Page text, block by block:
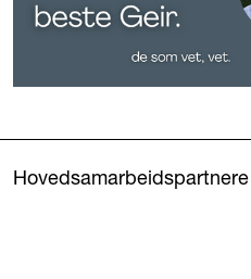
Hovedsamarbeidspartnere